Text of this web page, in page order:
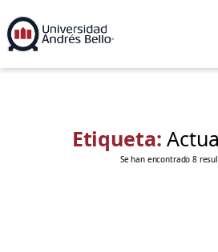
Etiqueta:
Se han encontrado 8